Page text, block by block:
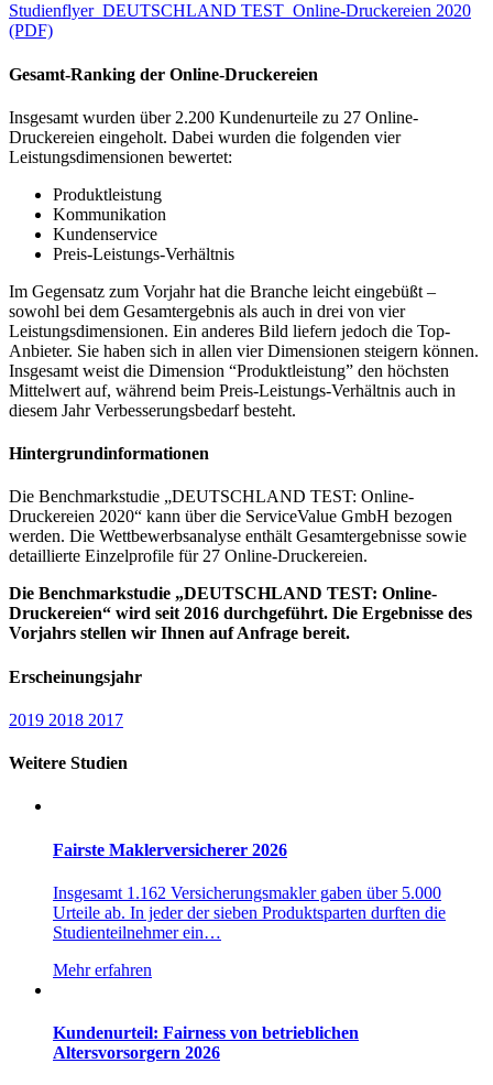
Studienflyer_DEUTSCHLAND TEST_Online-Druckereien 2020
(PDF)
Gesamt-Ranking der Online-Druckereien
Insgesamt wurden über 2.200 Kundenurteile zu 27 Online-
Druckereien eingeholt. Dabei wurden die folgenden vier
Leistungsdimensionen bewertet:
Produktleistung
Kommunikation
Kundenservice
Preis-Leistungs-Verhältnis
Im Gegensatz zum Vorjahr hat die Branche leicht eingebüßt –
sowohl bei dem Gesamtergebnis als auch in drei von vier
Leistungsdimensionen. Ein anderes Bild liefern jedoch die Top-
Anbieter. Sie haben sich in allen vier Dimensionen steigern können.
Insgesamt weist die Dimension “Produktleistung” den höchsten
Mittelwert auf, während beim Preis-Leistungs-Verhältnis auch in
diesem Jahr Verbesserungsbedarf besteht.
Hintergrundinformationen
Die Benchmarkstudie „DEUTSCHLAND TEST: Online-
Druckereien 2020“ kann über die ServiceValue GmbH bezogen
werden. Die Wettbewerbsanalyse enthält Gesamtergebnisse sowie
detaillierte Einzelprofile für 27 Online-Druckereien.
Die Benchmarkstudie „DEUTSCHLAND TEST: Online-
Druckereien“ wird seit 2016 durchgeführt. Die Ergebnisse des
Vorjahrs stellen wir Ihnen auf Anfrage bereit.
Erscheinungsjahr
2019 2018 2017
Weitere Studien
Fairste Maklerversicherer 2026
Insgesamt 1.162 Versicherungsmakler gaben über 5.000
Urteile ab. In jeder der sieben Produktsparten durften die
Studienteilnehmer ein…
Mehr erfahren
Kundenurteil: Fairness von betrieblichen
Altersvorsorgern 2026